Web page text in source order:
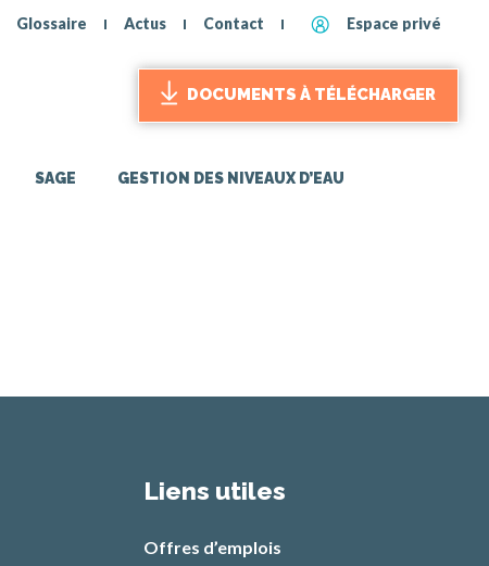
Glossaire Actus Contact Espace privé
DOCUMENTS À TÉLÉCHARGER
SAGE GESTION DES NIVEAUX D’EAU
Liens utiles
Offres d’emplois